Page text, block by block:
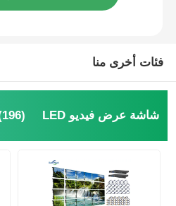
فئات أخرى منا
شاشة عرض فيديو LED (196)